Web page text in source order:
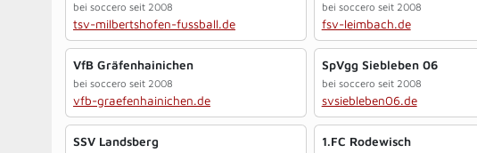
bei soccero seit 2008
tsv-milbertshofen-fussball.de
bei soccero seit 2008
fsv-leimbach.de
VfB Gräfenhainichen
bei soccero seit 2008
vfb-graefenhainichen.de
SpVgg Siebleben 06
bei soccero seit 2008
svsiebleben06.de
SSV Landsberg 1.FC Rodewisch